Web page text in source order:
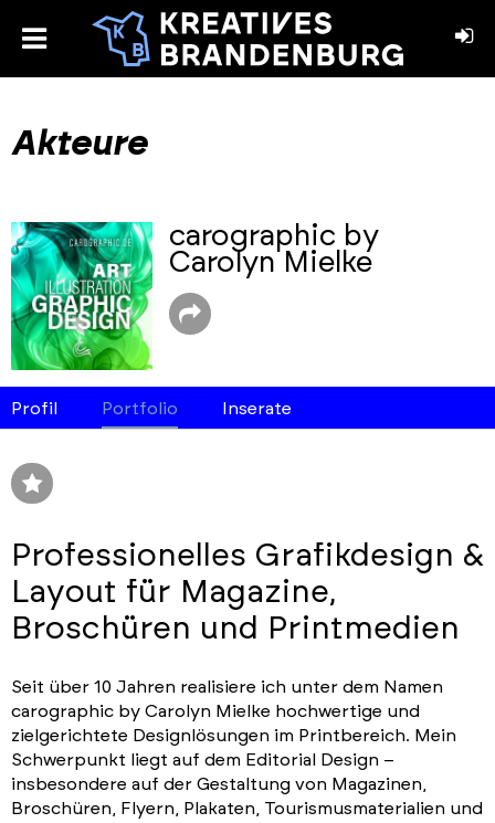
toggle
Akteure
carographic by
Carolyn Mielke
Profil Portfolio Inserate
Professionelles Grafikdesign &
Layout für Magazine,
Broschüren und Printmedien
Seit über 10 Jahren realisiere ich unter dem Namen
carographic by Carolyn Mielke hochwertige und
zielgerichtete Designlösungen im Printbereich. Mein
Schwerpunkt liegt auf dem Editorial Design –
insbesondere auf der Gestaltung von Magazinen,
Broschüren, Flyern, Plakaten, Tourismusmaterialien und